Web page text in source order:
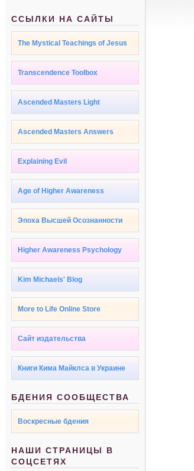
ССЫЛКИ НА САЙТЫ
The Mystical Teachings of Jesus
Transcendence Toolbox
Ascended Masters Light
Ascended Masters Answers
Explaining Evil
Age of Higher Awareness
Эпоха Высшей Осознанности
Higher Awareness Psychology
Kim Michaels' Blog
More to Life Online Store
Сайт издательства
Книги Кима Майклса в Украине
БДЕНИЯ СООБЩЕСТВА
Воскресные бдения
НАШИ СТРАНИЦЫ В
СОЦСЕТЯХ